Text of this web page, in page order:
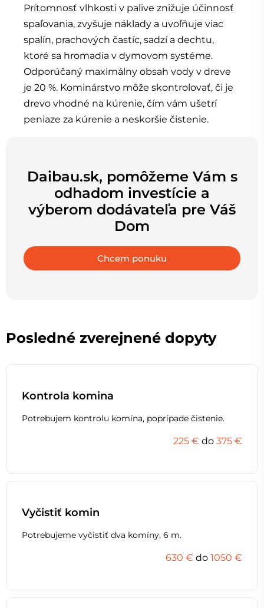
Prítomnosť vlhkosti v palive znižuje účinnosť
spaľovania, zvyšuje náklady a uvoľňuje viac
spalín, prachových častíc, sadzí a dechtu,
ktoré sa hromadia v dymovom systéme.
Odporúčaný maximálny obsah vody v dreve
je 20 %. Kominárstvo môže skontrolovať, či je
drevo vhodné na kúrenie, čím vám ušetrí
peniaze za kúrenie a neskoršie čistenie.
Daibau.sk, pomôžeme Vám s
odhadom investície a
výberom dodávateľa pre Váš
Dom
Chcem ponuku
Posledné zverejnené dopyty
Kontrola komina
Potrebujem kontrolu komína, poprípade čistenie.
225 € do 375 €
Vyčistiť komin
Potrebujeme vyčistiť dva komíny, 6 m.
630 € do 1050 €